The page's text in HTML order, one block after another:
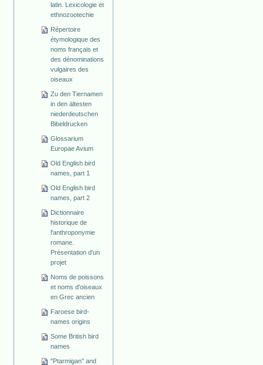
latin. Lexicologie et
ethnozootechie
Répertoire
étymologique des
noms français et
des dénominations
vulgaires des
oiseaux
Zu den Tiernamen
in den ältesten
niederdeutschen
Bibeldrucken
Glossarium
Europae Avium
Old English bird
names, part 1
Old English bird
names, part 2
Dictionnaire
historique de
l'anthroponymie
romane.
Présentation d'un
projet
Noms de poissons
et noms d'oiseaux
en Grec ancien
Faroese bird-
names origins
Some British bird
names
"Ptarmigan" and